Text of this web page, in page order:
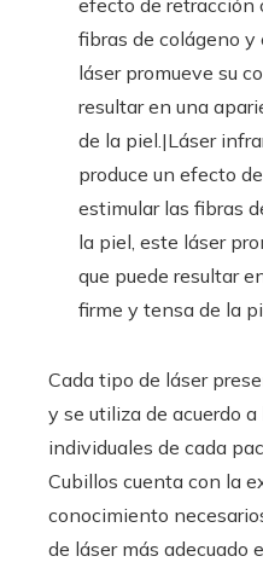
fibras de colágeno
láser promueve su
resultar en una
de la piel.|Láser
produce un efecto
estimular las fibras
la piel, este láser
que puede resultar
firme y tensa de la
Cada tipo de láser
y se utiliza de acuerdo
individuales de cada
Cubillos cuenta con la
conocimiento
de láser más adecuado